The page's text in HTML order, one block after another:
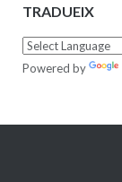
TRADUEIX
Powered by